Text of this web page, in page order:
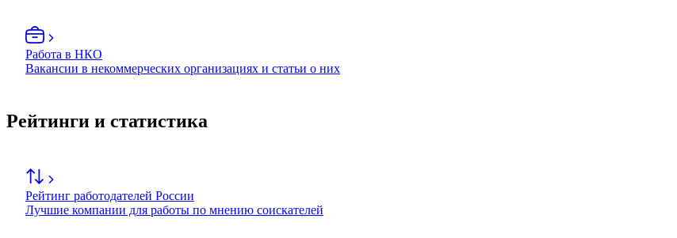
Работа в НКО
Вакансии в некоммерческих организациях и статьи о них
Рейтинги и статистика
Рейтинг работодателей России
Лучшие компании для работы по мнению соискателей